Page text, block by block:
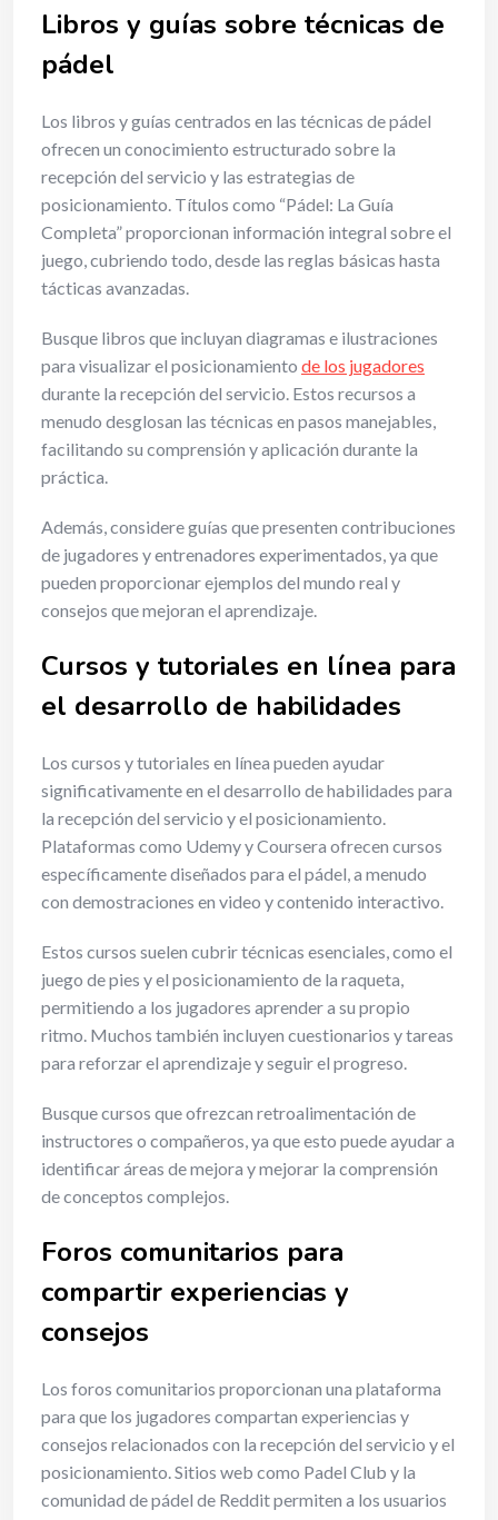
Libros y guías sobre técnicas de
pádel
Los libros y guías centrados en las técnicas de pádel
ofrecen un conocimiento estructurado sobre la
recepción del servicio y las estrategias de
posicionamiento. Títulos como “Pádel: La Guía
Completa” proporcionan información integral sobre el
juego, cubriendo todo, desde las reglas básicas hasta
tácticas avanzadas.
Busque libros que incluyan diagramas e ilustraciones
para visualizar el posicionamiento de los jugadores
durante la recepción del servicio. Estos recursos a
menudo desglosan las técnicas en pasos manejables,
facilitando su comprensión y aplicación durante la
práctica.
Además, considere guías que presenten contribuciones
de jugadores y entrenadores experimentados, ya que
pueden proporcionar ejemplos del mundo real y
consejos que mejoran el aprendizaje.
Cursos y tutoriales en línea para
el desarrollo de habilidades
Los cursos y tutoriales en línea pueden ayudar
significativamente en el desarrollo de habilidades para
la recepción del servicio y el posicionamiento.
Plataformas como Udemy y Coursera ofrecen cursos
específicamente diseñados para el pádel, a menudo
con demostraciones en video y contenido interactivo.
Estos cursos suelen cubrir técnicas esenciales, como el
juego de pies y el posicionamiento de la raqueta,
permitiendo a los jugadores aprender a su propio
ritmo. Muchos también incluyen cuestionarios y tareas
para reforzar el aprendizaje y seguir el progreso.
Busque cursos que ofrezcan retroalimentación de
instructores o compañeros, ya que esto puede ayudar a
identificar áreas de mejora y mejorar la comprensión
de conceptos complejos.
Foros comunitarios para
compartir experiencias y
consejos
Los foros comunitarios proporcionan una plataforma
para que los jugadores compartan experiencias y
consejos relacionados con la recepción del servicio y el
posicionamiento. Sitios web como Padel Club y la
comunidad de pádel de Reddit permiten a los usuarios